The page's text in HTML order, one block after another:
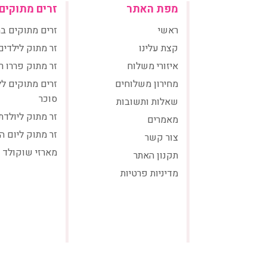
מפת האתר
ראשי
קצת עלינו
איזורי משלוח
מחירון משלוחים
שאלות ותשובות
מאמרים
צור קשר
תקנון האתר
מדיניות פרטיות
זרים
זרים מתוקים
זר מתוק
זר מתוק פררו
זרים מתוקים
סוכר
זר מתוק
זר מתוק ליום
מארזי שוקולד